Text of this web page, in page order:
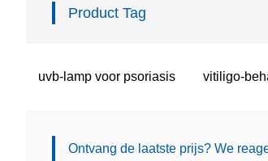
Product Tag
uvb-lamp voor psoriasis vitiligo-
Ontvang de laatste prijs? We